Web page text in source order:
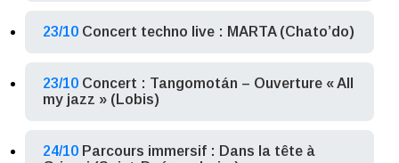
23/10 Concert techno live : MARTA (Chato’do)
23/10 Concert : Tangomotán – Ouverture « All
my jazz » (Lobis)
24/10 Parcours immersif : Dans la tête à